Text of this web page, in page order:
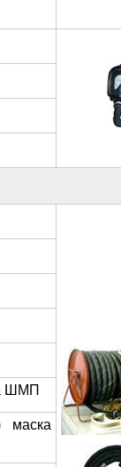
ШМП
маска